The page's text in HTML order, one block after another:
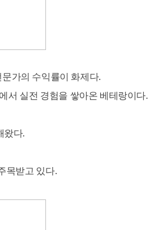
가의 수익률이 화제다.
서 실전 경험을 쌓아온 베테랑이다.
왔다.
목받고 있다.